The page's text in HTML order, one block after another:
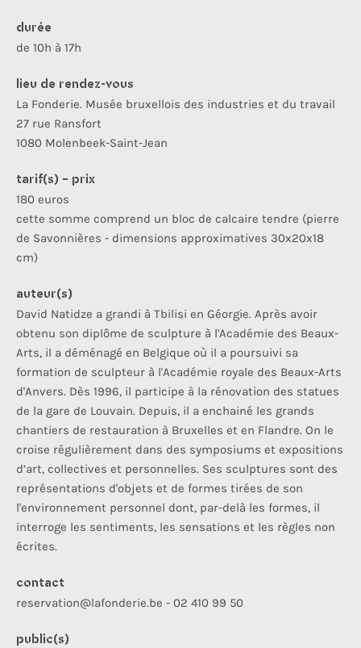
durée
de 10h à 17h
lieu de rendez-vous
La Fonderie. Musée bruxellois des industries et du travail
27 rue Ransfort
1080 Molenbeek-Saint-Jean
tarif(s) - prix
180 euros
cette somme comprend un bloc de calcaire tendre (pierre
de Savonnières - dimensions approximatives 30x20x18
cm)
auteur(s)
David Natidze a grandi à Tbilisi en Géorgie. Après avoir
obtenu son diplôme de sculpture à l'Académie des Beaux-
Arts, il a déménagé en Belgique où il a poursuivi sa
formation de sculpteur à l'Académie royale des Beaux-Arts
d'Anvers. Dès 1996, il participe à la rénovation des statues
de la gare de Louvain. Depuis, il a enchainé les grands
chantiers de restauration à Bruxelles et en Flandre. On le
croise régulièrement dans des symposiums et expositions
d’art, collectives et personnelles. Ses sculptures sont des
représentations d'objets et de formes tirées de son
l'environnement personnel dont, par-delà les formes, il
interroge les sentiments, les sensations et les règles non
écrites.
contact
reservation@lafonderie.be - 02 410 99 50
public(s)